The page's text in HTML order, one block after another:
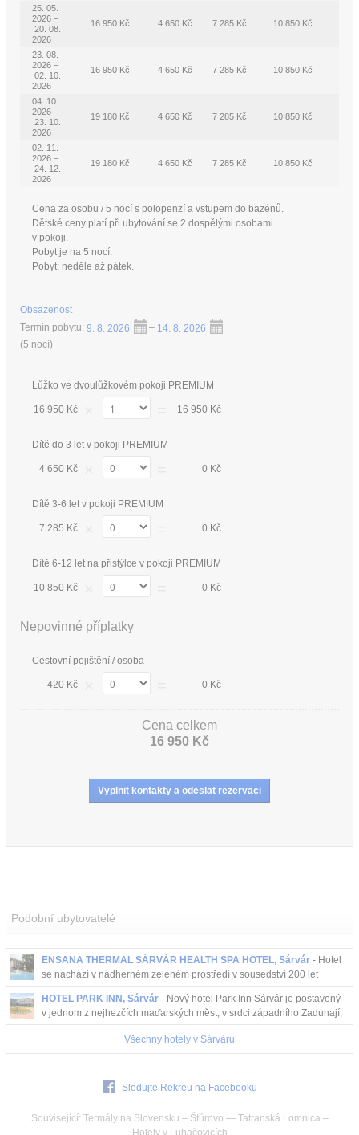
25. 05.
2026 –
20. 08.
2026
16 950 Kč 4 650 Kč 7 285 Kč 10 850 Kč
23. 08.
2026 –
02. 10.
2026
16 950 Kč 4 650 Kč 7 285 Kč 10 850 Kč
04. 10.
2026 –
23. 10.
2026
19 180 Kč 4 650 Kč 7 285 Kč 10 850 Kč
02. 11.
2026 –
24. 12.
2026
19 180 Kč 4 650 Kč 7 285 Kč 10 850 Kč
Cena za osobu / 5 nocí s polopenzí a vstupem do bazénů.
Dětské ceny platí při ubytování se 2 dospělými osobami
v pokoji.
Pobyt je na 5 nocí.
Pobyt: neděle až pátek.
Obsazenost
Termín pobytu: 9. 8. 2026 – 14. 8. 2026
(5 nocí)
Lůžko ve dvoulůžkovém pokoji PREMIUM
16 950 Kč 16 950 Kč
Dítě do 3 let v pokoji PREMIUM
4 650 Kč 0 Kč
Dítě 3-6 let v pokoji PREMIUM
7 285 Kč 0 Kč
Dítě 6-12 let na přistýlce v pokoji PREMIUM
10 850 Kč 0 Kč
Nepovinné příplatky
Cestovní pojištění / osoba
420 Kč 0 Kč
Cena celkem
16 950 Kč
Podobní ubytovatelé
ENSANA THERMAL SÁRVÁR HEALTH SPA HOTEL, Sárvár - Hotel
se nachází v nádherném zeleném prostředí v sousedství 200 let
starého arboreta Sárvár přístupného přímo z hotelové zahrady. ...
HOTEL PARK INN, Sárvár - Nový hotel Park Inn Sárvár je postavený
v jednom z nejhezčích maďarských měst, v srdci západního Zadunají,
světoznámé oblasti termálníc...
Všechny hotely v Sárváru
Sledujte Rekreu na Facebooku
Související: Termály na Slovensku – Štúrovo — Tatranská Lomnica –
Hotely v Luhačovicích